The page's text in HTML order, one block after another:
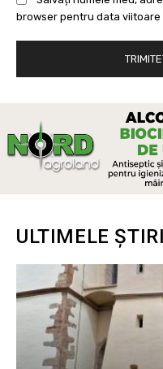
browser pentru data viitoare
ULTIMELE ȘTIRI